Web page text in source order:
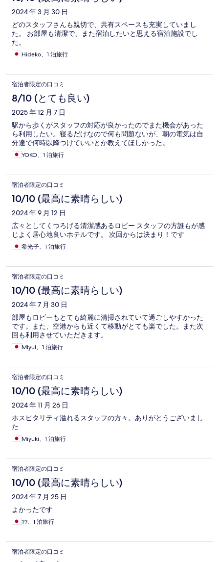
2024 年 3 月 30 日
どのスタッフさんも親切で、共有スペースも充実していまし
た。 お部屋も清潔で、また宿泊したいと思える宿泊施設でし
た。
Hideko、1 泊旅行
宿泊者限定の口コミ
8/10 (とても良い)
2025 年 12 月 7 日
駅から歩くがスタッフの対応が良かったのでまた機会があった
ら利用したい。寝るだけなので何も問題ないが、朝の電気は自
分達で何時以降つけていいとか教えてほしかった。
YOKO、1 泊旅行
宿泊者限定の口コミ
10/10 (最高に素晴らしい)
2024 年 9 月 12 日
広々としてくつろげる清潔感あるロビー スタッフの方誰もが感
じよく居心地良いホテルです。 次回からは決まり！です
希光子、1 泊旅行
宿泊者限定の口コミ
10/10 (最高に素晴らしい)
2024 年 7 月 30 日
部屋もロビーもとても綺麗に清掃されていて過ごしやすかった
です。また、空港からも近くて移動がとても楽でした。また次
回も利用させていただきます。
Miyui、1 泊旅行
宿泊者限定の口コミ
10/10 (最高に素晴らしい)
2024 年 11 月 26 日
ホスピタリティ溢れるスタッフの方々。ありがとうございまし
た
Miyuki、1 泊旅行
宿泊者限定の口コミ
10/10 (最高に素晴らしい)
2024 年 7 月 25 日
よかったです
??、1 泊旅行
宿泊者限定の口コミ